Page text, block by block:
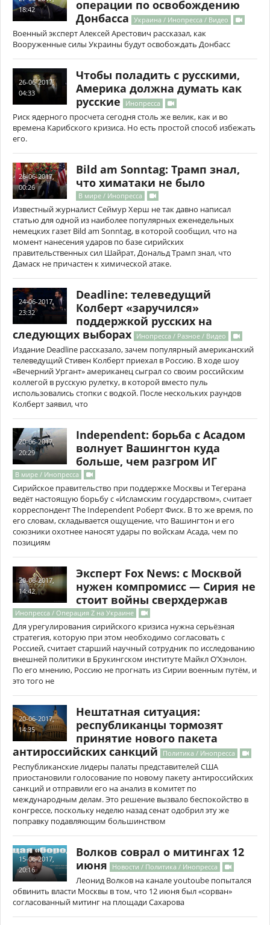
18:42
операции по освобождению
Донбасса Украина / Инопресса / Видео
Военный эксперт Алексей Арестович рассказал, как
Вооруженные силы Украины будут освобождать Донбасс
26-06-2017,
04:33
Чтобы поладить с русскими,
Америка должна думать как
русские
Инопресса
Риск ядерного просчета сегодня столь же велик, как и во
времена Карибского кризиса. Но есть простой способ избежать
его.
26-06-2017,
00:26
Bild am Sonntag: Трамп знал,
что химатаки не было
В мире / Инопресса
Известный журналист Сеймур Херш не так давно написал
статью для одной из наиболее популярных еженедельных
немецких газет Bild am Sonntag, в которой сообщил, что на
момент нанесения ударов по базе сирийских
правительственных сил Шайрат, Дональд Трамп знал, что
Дамаск не причастен к химической атаке.
24-06-2017,
23:32
Deadline: телеведущий
Колберт «заручился»
поддержкой русских на
следующих выборах Инопресса / Разное / Видео
Издание Deadline рассказало, зачем популярный американский
телеведущий Стивен Колберт приехал в Россию. В ходе шоу
«Вечерний Ургант» американец сыграл со своим российским
коллегой в русскую рулетку, в которой вместо пуль
использовались стопки с водкой. После нескольких раундов
Колберт заявил, что
20-06-2017,
20:29
Independent: борьба с Асадом
волнует Вашингтон куда
больше, чем разгром ИГ
В мире / Инопресса
Сирийское правительство при поддержке Москвы и Тегерана
ведёт настоящую борьбу с «Исламским государством», считает
корреспондент The Independent Роберт Фиск. В то же время, по
его словам, складывается ощущение, что Вашингтон и его
союзники охотнее наносят удары по войскам Асада, чем по
позициям
20-06-2017,
14:42
Эксперт Fox News: с Москвой
нужен компромисс — Сирия не
стоит войны сверхдержав
Инопресса / Операция Z на Украине
Для урегулирования сирийского кризиса нужна серьёзная
стратегия, которую при этом необходимо согласовать с
Россией, считает старший научный сотрудник по исследованию
внешней политики в Брукингском институте Майкл О’Хэнлон.
По его мнению, Россию не прогнать из Сирии военным путём, и
это того не
20-06-2017,
14:35
Нештатная ситуация:
республиканцы тормозят
принятие нового пакета
антироссийских санкций
Политика / Инопресса
Республиканские лидеры палаты представителей США
приостановили голосование по новому пакету антироссийских
санкций и отправили его на анализ в комитет по
международным делам. Это решение вызвало беспокойство в
конгрессе, поскольку неделю назад сенат одобрил эту же
поправку подавляющим большинством
15-06-2017,
20:16
Волков соврал о митингах 12
июня
Новости / Политика / Инопресса
Леонид Волков на канале youtoube попытался
обвинить власти Москвы в том, что 12 июня был «сорван»
согласованный митинг на площади Сахарова